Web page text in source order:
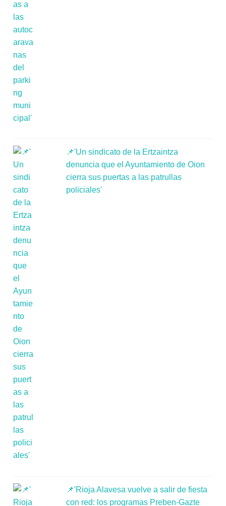
📌'Un sindicato de la Ertzaintza
denuncia que el Ayuntamiento de Oion
cierra sus puertas a las patrullas
policiales'
📌'Rioja Alavesa vuelve a salir de fiesta
con red: los programas Preben-Gazte